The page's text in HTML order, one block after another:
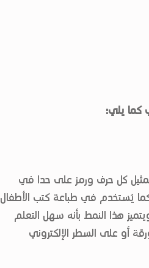
كما يلي:
تمثيل كل حرف ورمز على حدا في
كما يُستخدم في طباعة كتب الأطفال
هذا النمط بأنه سهل التعلم
أو على السطر الإلكتروني